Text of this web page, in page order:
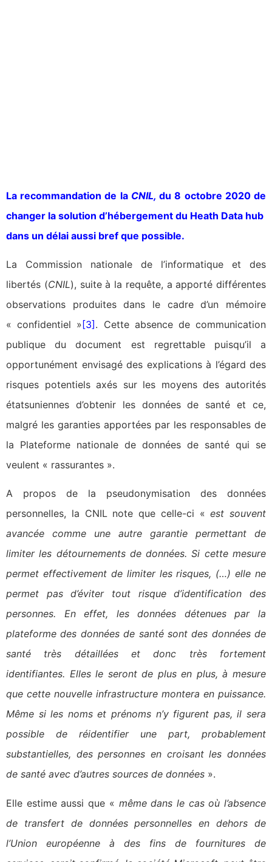
La recommandation de la CNIL,du 8 octobre 2020 de
changer la solution d’hébergement du Heath Data hub
dans un délai aussi bref que possible.
La Commission nationale de l’informatique et des
libertés (CNIL), suite à la requête, a apporté différentes
observations produites dans le cadre d’un mémoire
« confidentiel »[3]. Cette absence de communication
publique du document est regrettable puisqu’il a
opportunément envisagé des explications à l’égard des
risques potentiels axés sur les moyens des autorités
étatsuniennes d’obtenir les données de santé et ce,
malgré les garanties apportées par les responsables de
la Plateforme nationale de données de santé qui se
veulent « rassurantes ».
A propos de la pseudonymisation des données
personnelles, la CNIL note que celle-ci «est souvent
avancée comme une autre garantie permettant de
limiter les détournements de données. Si cette mesure
permet effectivement de limiter les risques, (…) elle ne
permet pas d’éviter tout risque d’identification des
personnes. En effet, les données détenues par la
plateforme des données de santé sont des données de
santé très détaillées et donc très fortement
identifiantes. Elles le seront de plus en plus, à mesure
que cette nouvelle infrastructure montera en puissance.
Même si les noms et prénoms n’y figurent pas, il sera
possible de réidentifier une part, probablement
substantielles, des personnes en croisant les données
de santé avec d’autres sources de données ».
Elle estime aussi que « même dans le cas où l’absence
de transfert de données personnelles en dehors de
l’Union européenne à des fins de fournitures de